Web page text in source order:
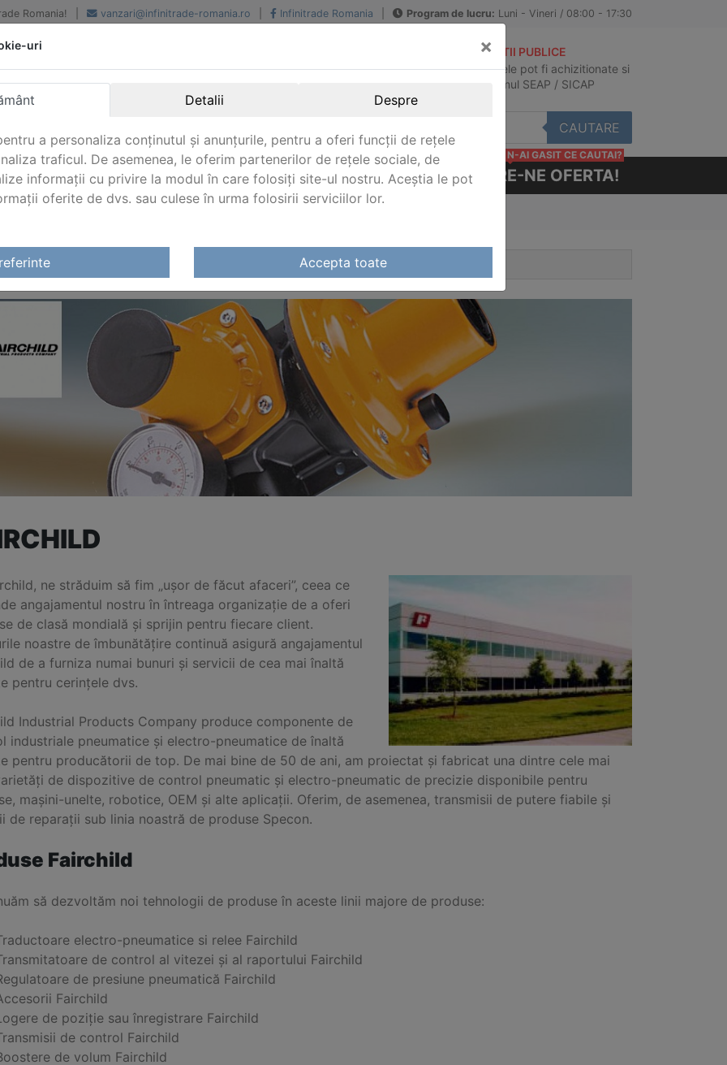
Romania! vanzari@infinitrade-romania.ro Infinitrade Romania Program de lucru: Luni - Vineri / 08:00 - 17:30
renume
National si international
Livrari din stoc intern sau
ACHIZITII PUBLICE
Produsele pot fi achizitionate si
in sistemul SEAP / SICAP
CAUTARE
CERE-NE OFERTA!
N-AI GASIT CE CAUTAI?
ne străduim să fim „ușor de făcut afaceri”, ceea ce
angajamentul nostru în întreaga organizație de a oferi
de clasă mondială și sprijin pentru fiecare client.
noastre de îmbunătățire continuă asigură angajamentul
de a furniza numai bunuri și servicii de cea mai înaltă
pentru cerințele dvs.
Industrial Products Company produce componente de
industriale pneumatice și electro-pneumatice de înaltă
pentru producătorii de top. De mai bine de 50 de ani, am proiectat și fabricat una dintre cele mai
de dispozitive de control pneumatic și electro-pneumatic de precizie disponibile pentru
mașini-unelte, robotice, OEM și alte aplicații. Oferim, de asemenea, transmisii de putere fiabile și
de reparații sub linia noastră de produse Specon.
Fairchild
să dezvoltăm noi tehnologii de produse în aceste linii majore de produse:
electro-pneumatice si relee Fairchild
de control al vitezei și al raportului Fairchild
de presiune pneumatică Fairchild
Fairchild
de poziție sau înregistrare Fairchild
de control Fairchild
de volum Fairchild
uri ×
Detalii Despre
a personaliza conținutul și anunțurile, pentru a oferi funcții de rețele
traficul. De asemenea, le oferim partenerilor de rețele sociale, de
informații cu privire la modul în care folosiți site-ul nostru. Aceștia le pot
oferite de dvs. sau culese în urma folosirii serviciilor lor.
Accepta toate